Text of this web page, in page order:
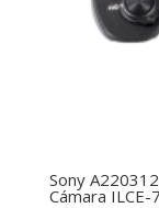
Sony
Cámara ILCE-